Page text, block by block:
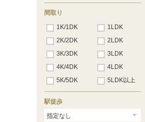
間取り
1K/1DK
1LDK
2K/2DK
2LDK
3K/3DK
3LDK
4K/4DK
4LDK
5K/5DK
5LDK以上
駅徒歩